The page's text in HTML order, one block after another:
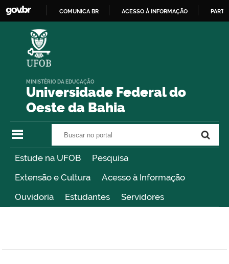
COMUNICA BR ACESSO À INFORMAÇÃO
Universidade Federal do
Oeste da Bahia
MINISTÉRIO DA EDUCAÇÃO
Estude na UFOB
Pesquisa
Extensão e Cultura
Acesso à Informação
Ouvidoria
Estudantes Servidores